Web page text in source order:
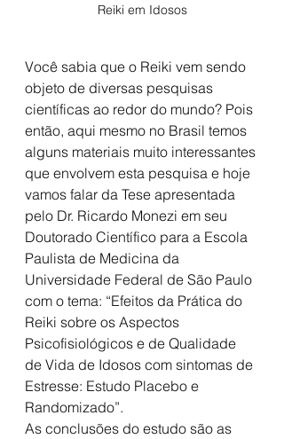
Reiki em Idosos
Você sabia que o Reiki vem sendo
objeto de diversas pesquisas
científicas ao redor do mundo? Pois
então, aqui mesmo no Brasil temos
alguns materiais muito interessantes
que envolvem esta pesquisa e hoje
vamos falar da Tese apresentada
pelo Dr. Ricardo Monezi em seu
Doutorado Científico para a Escola
Paulista de Medicina da
Universidade Federal de São Paulo
com o tema: “Efeitos da Prática do
Reiki sobre os Aspectos
Psicofisiológicos e de Qualidade
de Vida de Idosos com sintomas de
Estresse: Estudo Placebo e
Randomizado”.
As conclusões do estudo são as